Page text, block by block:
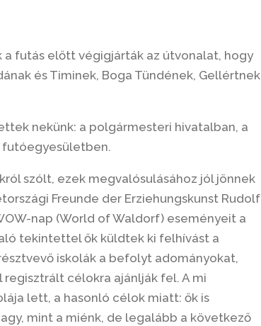
a futás előtt végigjárták az útvonalat, hogy
és Timinek, Boga Tündének, Gellértnek
nekünk: a polgármesteri hivatalban, a
futóegyesületben.
szólt, ezek megvalósulásához jól jönnek
Freunde der Erziehungskunst Rudolf
nap (World of Waldorf) eseményeit a
tekintettel ők küldtek ki felhívást a
iskolák a befolyt adományokat,
célokra ajánlják fel. A mi
lett, a hasonló célok miatt: ők is
mint a miénk, de legalább a következő